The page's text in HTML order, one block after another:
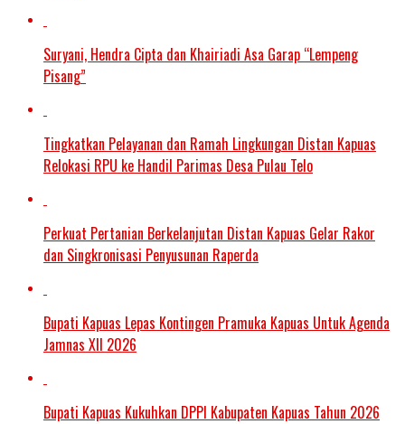
Suryani, Hendra Cipta dan Khairiadi Asa Garap “Lempeng
Pisang”
Tingkatkan Pelayanan dan Ramah Lingkungan Distan Kapuas
Relokasi RPU ke Handil Parimas Desa Pulau Telo
Perkuat Pertanian Berkelanjutan Distan Kapuas Gelar Rakor
dan Singkronisasi Penyusunan Raperda
Bupati Kapuas Lepas Kontingen Pramuka Kapuas Untuk Agenda
Jamnas XII 2026
Bupati Kapuas Kukuhkan DPPI Kabupaten Kapuas Tahun 2026